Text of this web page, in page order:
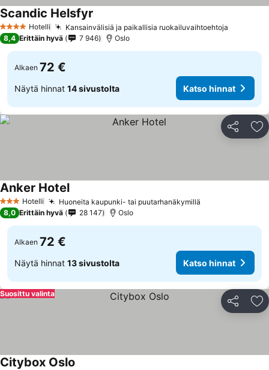
4 Tähtiluokitus
Hotelli Kansainvälisiä ja paikallisia ruokailuvaihtoehtoja
Scandic Helsfyr
8,4 Erittäin hyvä 7 946 Oslo
Alkaen 72 €
Näytä hinnat 14 sivustolta Katso hinnat
Jaa
3 Tähtiluokitus
Hotelli Huoneita kaupunki- tai puutarhanäkymillä
Anker Hotel
8,0 Erittäin hyvä 28 147 Oslo
Alkaen 72 €
Näytä hinnat 13 sivustolta Katso hinnat
Jaa
Suosittu valinta
Citybox Oslo